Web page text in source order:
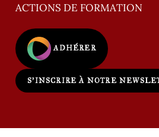
ACTIONS DE FORMATION
ADHÉRER
S'INSCRIRE À NOTRE